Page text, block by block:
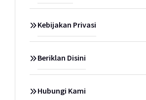
Kebijakan Privasi
Beriklan Disini
Hubungi Kami